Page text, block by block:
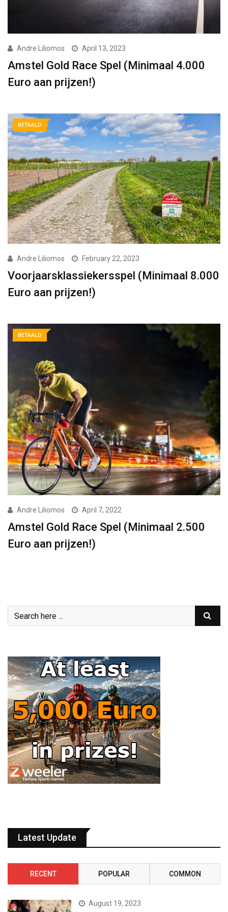
Andre Liliomos April 13, 2023
Amstel Gold Race Spel (Minimaal 4.000
Euro aan prijzen!)
BETAALD
Andre Liliomos February 22, 2023
Voorjaarsklassiekersspel (Minimaal 8.000
Euro aan prijzen!)
BETAALD
Andre Liliomos April 7, 2022
Amstel Gold Race Spel (Minimaal 2.500
Euro aan prijzen!)
Latest Update
RECENT POPULAR COMMON
August 19, 2023